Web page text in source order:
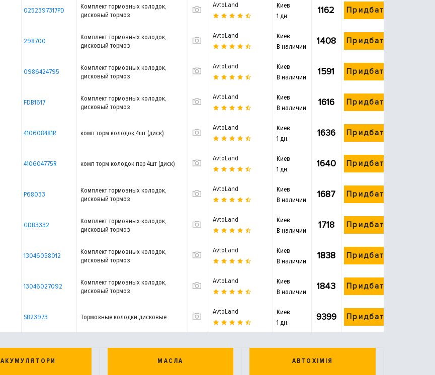
0252397317PD
Комплект тормозных колодок,
дисковый тормоз
AvtoLand
Киев
1 дн.
1162 Придбати
298700
Комплект тормозных колодок,
дисковый тормоз
AvtoLand
Киев
В наличии
1408 Придбати
0986424795
Комплект тормозных колодок,
дисковый тормоз
AvtoLand
Киев
В наличии
1591 Придбати
FDB1617
Комплект тормозных колодок,
дисковый тормоз
AvtoLand
Киев
В наличии
1616 Придбати
410608481R комп торм колодок 4шт (диск)
AvtoLand
Киев
1 дн.
1636 Придбати
410604775R комп торм колодок пер 4шт (диск)
AvtoLand
Киев
1 дн.
1640 Придбати
P68033
Комплект тормозных колодок,
дисковый тормоз
AvtoLand
Киев
В наличии
1687 Придбати
GDB3332
Комплект тормозных колодок,
дисковый тормоз
AvtoLand
Киев
В наличии
1718 Придбати
13046058012
Комплект тормозных колодок,
дисковый тормоз
AvtoLand
Киев
В наличии
1838 Придбати
13046027092
Комплект тормозных колодок,
дисковый тормоз
AvtoLand
Киев
В наличии
1843 Придбати
SB23973 Тормозные колодки дисковые
AvtoLand
Киев
1 дн.
9399 Придбати
АКУМУЛЯТОРИ МАСЛА АВТОХІМІЯ